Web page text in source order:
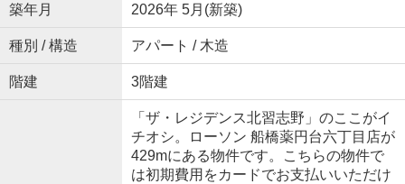
築年月 2026年 5月(新築)
種別 / 構造 アパート / 木造
階建 3階建
「ザ・レジデンス北習志野」のここがイ
チオシ。ローソン 船橋薬円台六丁目店が
429mにある物件です。こちらの物件で
は初期費用をカードでお支払いいただけ